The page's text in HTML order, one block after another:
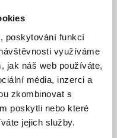
poskytování funkcí
využíváme
jak náš web používáte,
média, inzerci a
zkombinovat s
poskytli nebo které
jejich služby.